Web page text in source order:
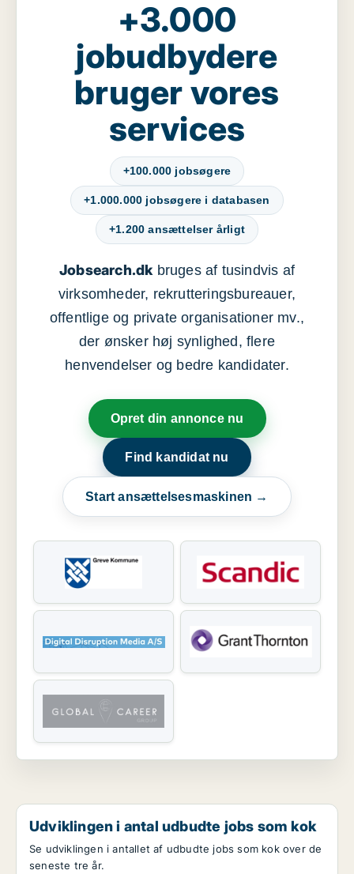
+3.000
jobudbydere
bruger vores
services
+100.000 jobsøgere
+1.000.000 jobsøgere i databasen
+1.200 ansættelser årligt
Jobsearch.dkbruges af tusindvis af
virksomheder, rekrutteringsbureauer,
offentlige og private organisationer mv.,
der ønsker høj synlighed, flere
henvendelser og bedre kandidater.
Opret din annonce nu
Find kandidat nu
Start ansættelsesmaskinen →
Udviklingen i antal udbudte jobs som kok
Se udviklingen i antallet af udbudte jobs som kok over de
seneste tre år.